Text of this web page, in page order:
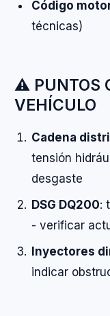
Código
técnicas)
⚠️ PUNTOS
VEHÍCULO
Cadena
tensión
desgaste
DSG DQ200:
- verificar
Inyectores
indicar